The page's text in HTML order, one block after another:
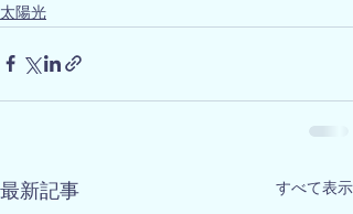
太陽光
最新記事 すべて表示